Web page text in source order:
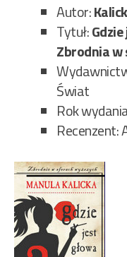
Autor:
Tytuł:
Zbrodnia w
Świat
Rok
Recenzent: